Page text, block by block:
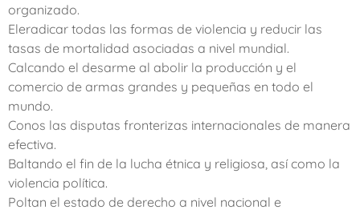
organizado.
Eleradicar todas las formas de violencia y reducir las
tasas de mortalidad asociadas a nivel mundial.
Calcando el desarme al abolir la producción y el
comercio de armas grandes y pequeñas en todo el
mundo.
Conos las disputas fronterizas internacionales de manera
efectiva.
Baltando el fin de la lucha étnica y religiosa, así como la
violencia política.
Poltan el estado de derecho a nivel nacional e